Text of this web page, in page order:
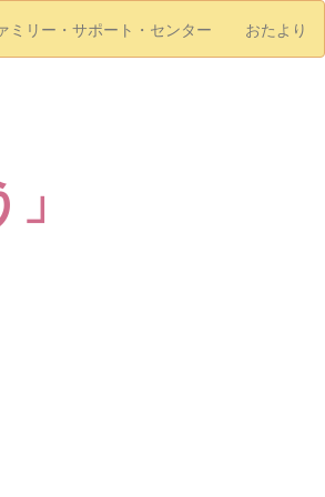
ミリー・サポート・センター おたより